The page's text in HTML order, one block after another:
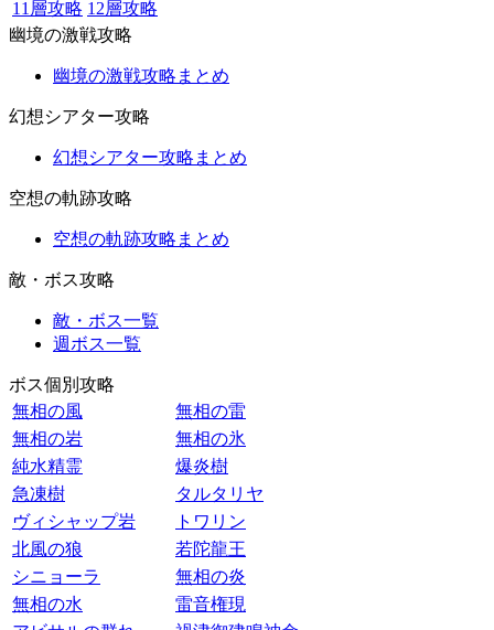
11層攻略 12層攻略
幽境の激戦攻略
幽境の激戦攻略まとめ
幻想シアター攻略
幻想シアター攻略まとめ
空想の軌跡攻略
空想の軌跡攻略まとめ
敵・ボス攻略
敵・ボス一覧
週ボス一覧
ボス個別攻略
無相の風
無相の雷
無相の岩
無相の氷
純水精霊
爆炎樹
急凍樹
タルタリヤ
ヴィシャップ岩
トワリン
北風の狼
若陀龍王
シニョーラ
無相の炎
無相の水
雷音権現